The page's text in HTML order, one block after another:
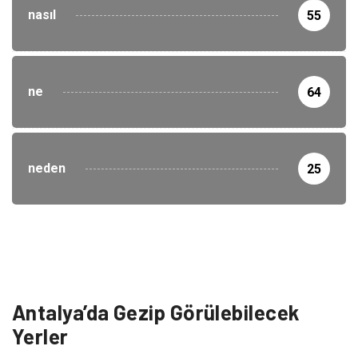
nasıl 55
ne 64
neden 25
Antalya’da Gezip Görülebilecek
Yerler